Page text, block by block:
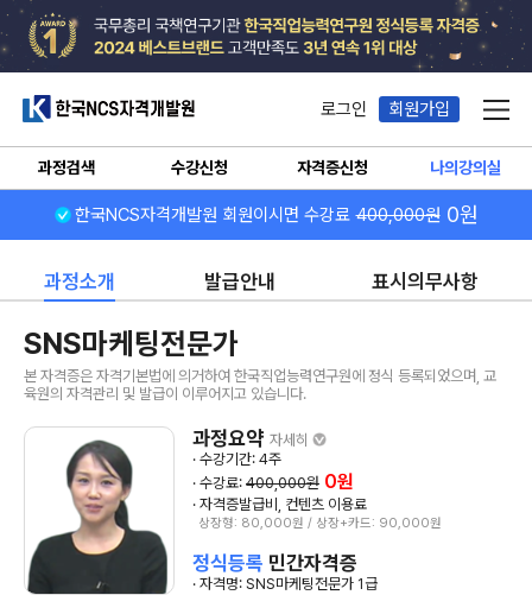
한국NCS자격개발원 로그인 회원가입 메뉴
과정검색 수강신청 자격증신청 나의강의실
한국NCS자격개발원 회원이시면 수강료 400,000원 0원
과정소개 발급안내 표시의무사항
SNS마케팅전문가
본 자격증은 자격기본법에 의거하여 한국직업능력연구원에 정식 등록되었으며, 교
육원의 자격관리 및 발급이 이루어지고 있습니다.
과정요약 자세히
· 수강기간: 4주
· 수강료: 400,000원 0원
· 자격증발급비, 컨텐츠 이용료
상장형: 80,000원 / 상장+카드: 90,000원
정식등록 민간자격증
· 자격명: SNS마케팅전문가 1급